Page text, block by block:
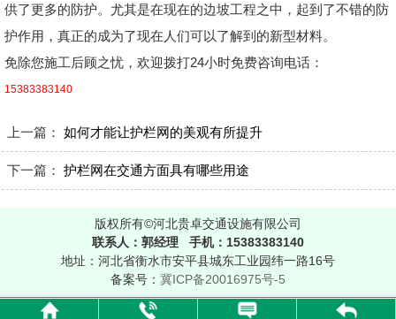
供了更多的防护。尤其是在现在的边坡工程之中，起到了不错的防
护作用，真正的成为了现在人们可以了解到的新型材料。
免除您施工后顾之忧，欢迎拨打24小时免费咨询电话：
15383383140
上一篇：如何才能让护栏网的美观有所提升
下一篇：护栏网在交通方面具有哪些用途
版权所有©河北贵卓交通设施有限公司
联系人：郭经理 手机：15383383140
地址：河北省衡水市安平县城东工业园纬一路16号
备案号： 冀ICP备20016975号-5